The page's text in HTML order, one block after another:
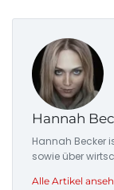
Hannah
Hannah Becker
sowie über
Alle Artikel